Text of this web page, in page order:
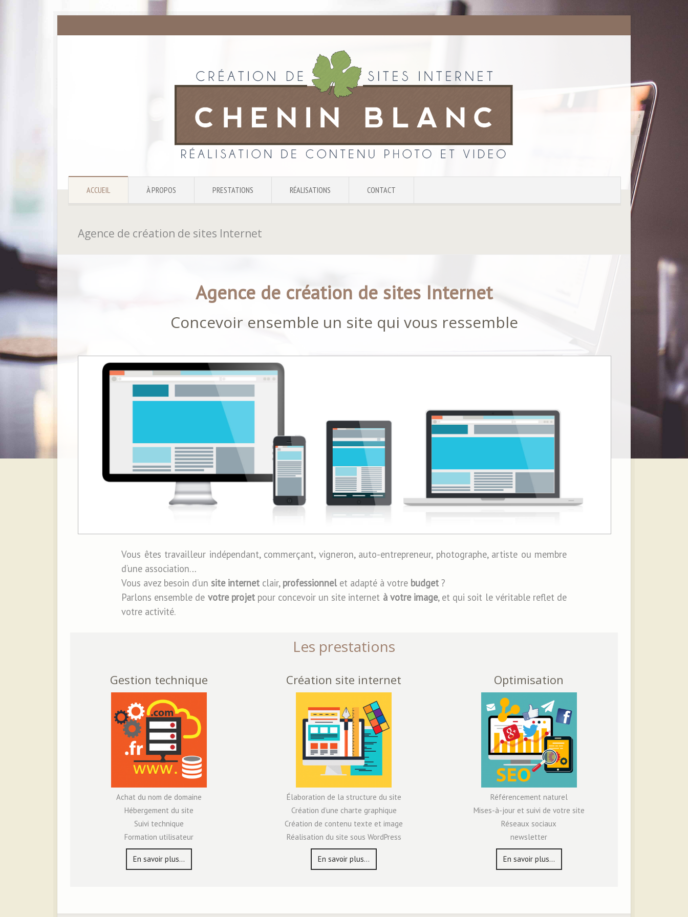
ACCUEIL À PROPOS PRESTATIONS RÉALISATIONS CONTACT
Agence de création de sites Internet
Agence de création de sites Internet
Concevoir ensemble un site qui vous ressemble
Vous êtes travailleur indépendant, commerçant, vigneron, auto-entrepreneur, photographe, artiste ou membre
d’une association…
Vous avez besoin d’un site internet clair, professionnelet adapté à votre budget ?
Parlons ensemble de votre projetpour concevoir un site internet à votre image, et qui soit le véritable reflet de
votre activité.
Les prestations
Gestion technique
Achat du nom de domaine
Hébergement du site
Suivi technique
Formation utilisateur
En savoir plus…
Création site internet
Élaboration de la structure du site
Création d’une charte graphique
Création de contenu texte et image
Réalisation du site sous WordPress
En savoir plus…
Optimisation
Référencement naturel
Mises-à-jour et suivi de votre site
Réseaux sociaux
newsletter
En savoir plus…